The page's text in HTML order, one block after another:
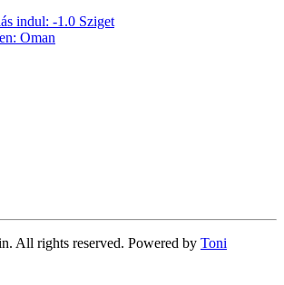
indul: -1.0 Sziget
Oman
All rights reserved. Powered by Toni